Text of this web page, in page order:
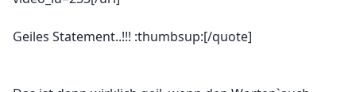
Geiles Statement..!!! :thumbsup:[/quote]